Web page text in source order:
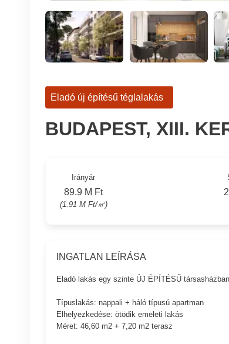
Eladó új építésű téglalakás
BUDAPEST, XIII.
Irányár
89.9 M Ft
(1.91 M Ft/㎡)
INGATLAN LEÍRÁSA
Eladó lakás egy szinte ÚJ ÉPÍTÉSŰ
Típuslakás: nappali + háló típusú apartman
Elhelyezkedése: ötödik emeleti lakás
Méret: 46,60 m2 + 7,20 m2 terasz